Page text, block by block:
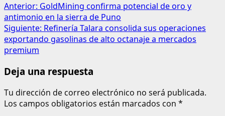
Anterior: GoldMining confirma potencial de oro y
antimonio en la sierra de Puno
Siguiente: Refinería Talara consolida sus operaciones
exportando gasolinas de alto octanaje a mercados
premium
Deja una respuesta
Tu dirección de correo electrónico no será publicada.
Los campos obligatorios están marcados con *